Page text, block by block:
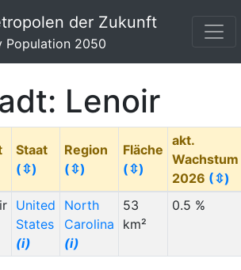
der Zukunft
Population 2050
Lenoir
Staat
(⇳)
Region
(⇳)
Fläche
(⇳)
akt.
Wachstum
2026 (⇳)
United
States
(i)
North
Carolina
(i)
53
km²
0.5 %